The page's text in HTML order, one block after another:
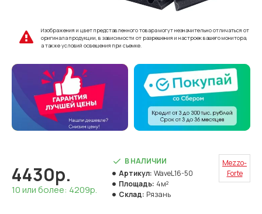
Изображения и цвет представленного товара могут незначительно отличаться от
оригинала продукции, в зависимости от разрешения и настроек вашего монитора,
а также условий освещения при съемке.
4430р.
10 или более: 4209р.
В НАЛИЧИИ
Артикул: WaveL16-50
Площадь: 4м²
Склад: Рязань
Mezzo-
Forte